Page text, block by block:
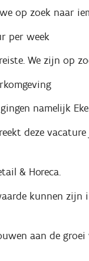
op zoek naar
per week
We zijn op
namelijk
deze
& Horeca.
kunnen zijn
aan de